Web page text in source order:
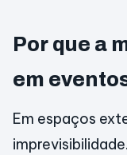
Por que a
em
Em espaços